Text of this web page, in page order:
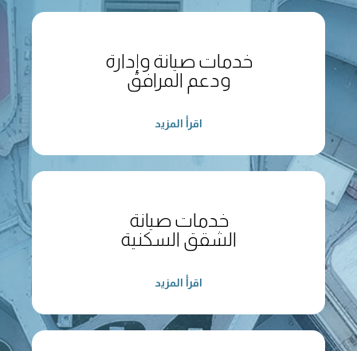
خدمات صيانة وإدارة
ودعم المرافق
اقرأ المزيد
خدمات صيانة
الشقق السكنية
اقرأ المزيد